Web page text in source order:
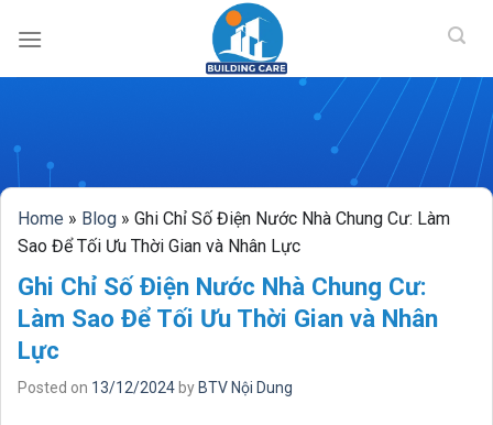
BUILDING
Home » Blog » Ghi Chỉ Số Điện Nước Nhà Chung Cư: Làm
Sao Để Tối Ưu Thời Gian và Nhân Lực
Ghi Chỉ Số Điện Nước Nhà Chung Cư:
Làm Sao Để Tối Ưu Thời Gian và Nhân
Lực
Posted on 13/12/2024 by BTV Nội Dung